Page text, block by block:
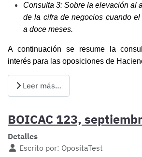
Consulta 3: Sobre la elevación al
de la cifra de negocios cuando
a doce meses.
A continuación se resume la
interés para las oposiciones de
Leer más…
BOICAC 123,
Detalles
Escrito por: OpositaTest